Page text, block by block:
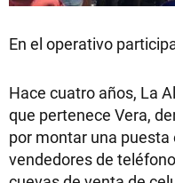
En el operativo
Hace cuatro años, La
que pertenece Vera,
por montar una
vendedores de